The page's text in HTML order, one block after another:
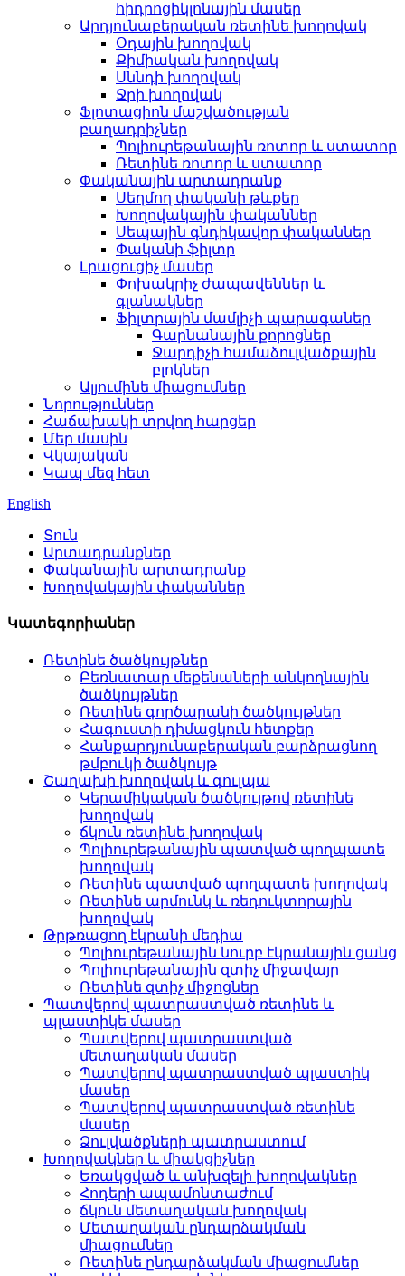
հիդրոցիկլոնային մասեր
Արդյունաբերական ռետինե խողովակ
Օդային խողովակ
Քիմիական խողովակ
Սննդի խողովակ
Ջրի խողովակ
Ֆլոտացիոն մաշվածության
բաղադրիչներ
Պոլիուրեթանային ռոտոր և ստատոր
Ռետինե ռոտոր և ստատոր
Փականային արտադրանք
Սեղմող փականի թևքեր
Խողովակային փականներ
Սեպային գնդիկավոր փականներ
Փականի ֆիլտր
Լրացուցիչ մասեր
Փոխակրիչ ժապավեններ և
գլանակներ
Ֆիլտրային մամլիչի պարագաներ
Գարնանային քորոցներ
Ջարդիչի համաձուլվածքային
բլոկներ
Ալյումինե միացումներ
Նորություններ
Հաճախակի տրվող հարցեր
Մեր մասին
Վկայական
Կապ մեզ հետ
English
Տուն
Արտադրանքներ
Փականային արտադրանք
Խողովակային փականներ
Կատեգորիաներ
Ռետինե ծածկույթներ
Բեռնատար մեքենաների անկողնային
ծածկույթներ
Ռետինե գործարանի ծածկույթներ
Հագուստի դիմացկուն հետքեր
Հանքարդյունաբերական բարձրացնող
թմբուկի ծածկույթ
Շաղախի խողովակ և գուլպա
Կերամիկական ծածկույթով ռետինե
խողովակ
ճկուն ռետինե խողովակ
Պոլիուրեթանային պատված պողպատե
խողովակ
Ռետինե պատված պողպատե խողովակ
Ռետինե արմունկ և ռեդուկտորային
խողովակ
Թրթռացող էկրանի մեդիա
Պոլիուրեթանային նուրբ էկրանային ցանց
Պոլիուրեթանային զտիչ միջավայր
Ռետինե զտիչ միջոցներ
Պատվերով պատրաստված ռետինե և
պլաստիկե մասեր
Պատվերով պատրաստված
մետաղական մասեր
Պատվերով պատրաստված պլաստիկ
մասեր
Պատվերով պատրաստված ռետինե
մասեր
Ձուլվածքների պատրաստում
Խողովակներ և միակցիչներ
Եռակցված և անխզելի խողովակներ
Հոդերի ապամոնտաժում
ճկուն մետաղական խողովակ
Մետաղական ընդարձակման
միացումներ
Ռետինե ընդարձակման միացումներ